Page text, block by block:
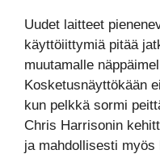
Uudet laitteet
käyttöiittymiä pitää
muutamalle
Kosketusnäyttökään
kun pelkkä sormi
Chris Harrisonin
ja mahdollisesti